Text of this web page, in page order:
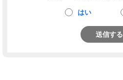
はい
送信する